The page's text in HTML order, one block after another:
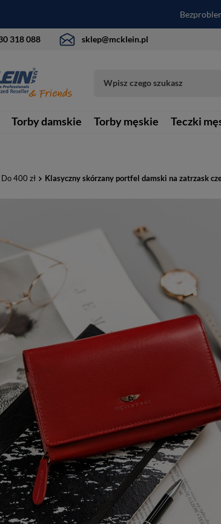
318 088 sklep@mcklein.pl
Torby damskie Torby męskie Teczki
Do 400 zł Klasyczny skórzany portfel damski na zatrzask